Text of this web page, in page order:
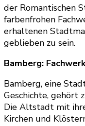
der Romantischen
farbenfrohen
erhaltenen
geblieben zu sein.
Bamberg:
Bamberg, eine
Geschichte, gehört
Die Altstadt mit
Kirchen und